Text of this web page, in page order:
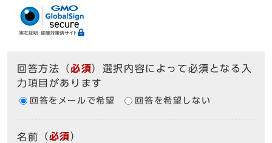
回答方法 （必須）選択内容によって必須となる入
力項目があります
回答をメールで希望 回答を希望しない
名前 （必須）